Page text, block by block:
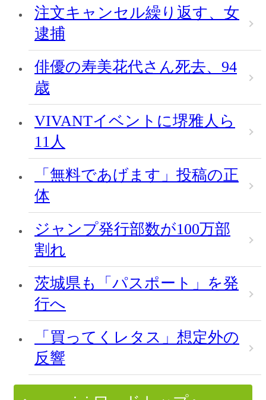
注文キャンセル繰り返す、女
逮捕
俳優の寿美花代さん死去、94
歳
VIVANTイベントに堺雅人ら
11人
「無料であげます」投稿の正
体
ジャンプ発行部数が100万部
割れ
茨城県も「パスポート」を発
行へ
「買ってくレタス」想定外の
反響